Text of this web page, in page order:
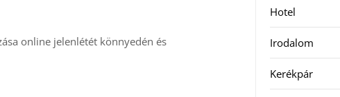
online jelenlétét könnyedén és
Hotel
Irodalom
Kerékpár